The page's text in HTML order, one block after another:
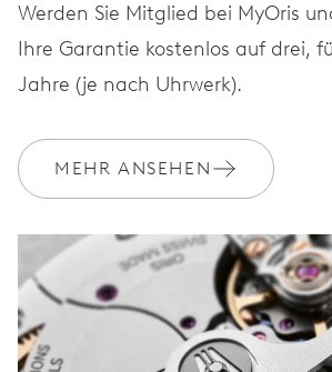
Edelstahl
GARANTIE
Werden Sie Mitglied bei MyOris und
MYORIS
Werden Sie Mitglied bei MyOris
Ihre Garantie kostenlos auf drei,
Jahre (je nach Uhrwerk).
MEHR ANSEHEN